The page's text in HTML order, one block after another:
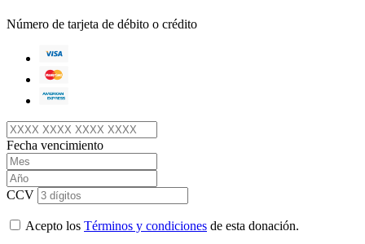
Número de tarjeta de débito o crédito
Fecha vencimiento
CCV
Acepto los Términos y condiciones de esta donación.